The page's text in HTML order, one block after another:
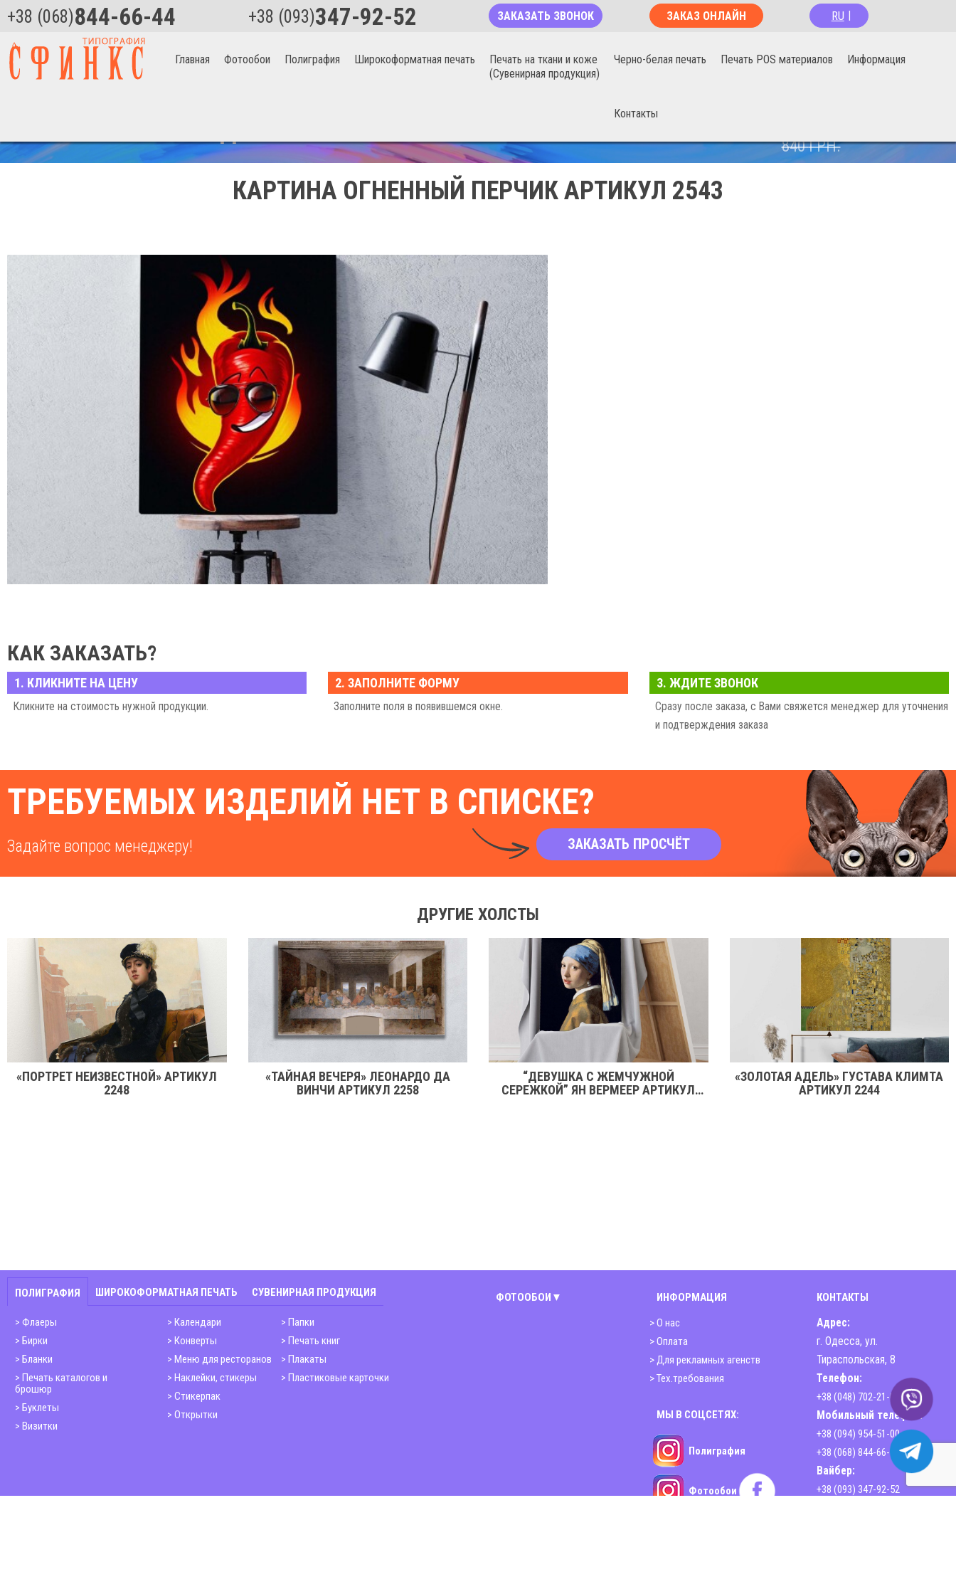
+38 (068)844-66-44 +38 (093)347-92-52 ЗАКАЗАТЬ ЗВОНОК ЗАКАЗ ОНЛАЙН RU
Главная Фотообои Полиграфия Широкоформатная печать
Печать на ткани и коже
(Сувенирная продукция)
Черно-белая печать Печать POS материалов Информация
Контакты
840ГРН.
КАРТИНА ОГНЕННЫЙ ПЕРЧИК АРТИКУЛ 2543
КАК ЗАКАЗАТЬ?
1. КЛИКНИТЕ НА ЦЕНУ
Кликните на стоимость нужной продукции.
2. ЗАПОЛНИТЕ ФОРМУ
Заполните поля в появившемся окне.
3. ЖДИТЕ ЗВОНОК
Сразу после заказа, с Вами свяжется менеджер для уточнения
и подтверждения заказа
ТРЕБУЕМЫХ ИЗДЕЛИЙ НЕТ В СПИСКЕ?
Задайте вопрос менеджеру! ЗАКАЗАТЬ ПРОСЧЁТ
ДРУГИЕ ХОЛСТЫ
«ПОРТРЕТ НЕИЗВЕСТНОЙ» АРТИКУЛ
2248
«ТАЙНАЯ ВЕЧЕРЯ» ЛЕОНАРДО ДА
ВИНЧИ АРТИКУЛ 2258
“ДЕВУШКА С ЖЕМЧУЖНОЙ
СЕРЕЖКОЙ” ЯН ВЕРМЕЕР АРТИКУЛ
«ЗОЛОТАЯ АДЕЛЬ» ГУСТАВА КЛИМТА
АРТИКУЛ 2244
ПОЛИГРАФИЯ
Флаеры
Бирки
Бланки
Печать каталогов и
брошюр
Буклеты
Визитки
Календари
Конверты
Меню для ресторанов
Наклейки, стикеры
Стикерпак
Открытки
Папки
Печать книг
Плакаты
Пластиковые карточки
ШИРОКОФОРМАТНАЯ ПЕЧАТЬ СУВЕНИРНАЯ ПРОДУКЦИЯ ФОТООБОИ
ИНФОРМАЦИЯ
> О нас
> Оплата
> Для рекламных агенств
> Тех.требования
МЫ В СОЦСЕТЯХ:
Полиграфия
Фотообои
КОНТАКТЫ
Адрес:
г. Одесса, ул.
Тираспольская, 8
Телефон:
+38 (048) 702-21-00
Мобильный телефон:
+38 (094) 954-51-00
+38 (068) 844-66-44
Вайбер:
+38 (093) 347-92-52